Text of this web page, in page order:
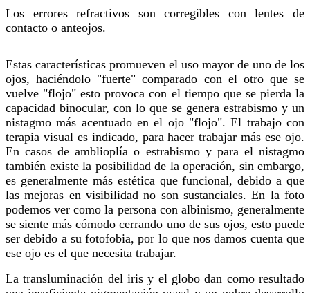
Los errores refractivos son corregibles con lentes de
contacto o anteojos.
Estas características promueven el uso mayor de uno de los
ojos, haciéndolo "fuerte" comparado con el otro que se
vuelve "flojo" esto provoca con el tiempo que se pierda la
capacidad binocular, con lo que se genera estrabismo y un
nistagmo más acentuado en el ojo "flojo". El trabajo con
terapia visual es indicado, para hacer trabajar más ese ojo.
En casos de amblioplía o estrabismo y para el nistagmo
también existe la posibilidad de la operación, sin embargo,
es generalmente más estética que funcional, debido a que
las mejoras en visibilidad no son sustanciales. En la foto
podemos ver como la persona con albinismo, generalmente
se siente más cómodo cerrando uno de sus ojos, esto puede
ser debido a su fotofobia, por lo que nos damos cuenta que
ese ojo es el que necesita trabajar.
La transluminación del iris y el globo dan como resultado